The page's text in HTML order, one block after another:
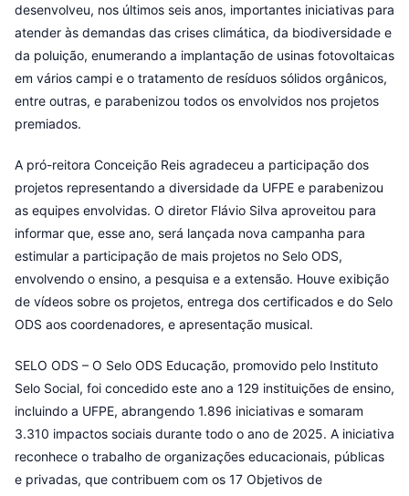
desenvolveu, nos últimos seis anos, importantes iniciativas para
atender às demandas das crises climática, da biodiversidade e
da poluição, enumerando a implantação de usinas fotovoltaicas
em vários campi e o tratamento de resíduos sólidos orgânicos,
entre outras, e parabenizou todos os envolvidos nos projetos
premiados.
A pró-reitora Conceição Reis agradeceu a participação dos
projetos representando a diversidade da UFPE e parabenizou
as equipes envolvidas. O diretor Flávio Silva aproveitou para
informar que, esse ano, será lançada nova campanha para
estimular a participação de mais projetos no Selo ODS,
envolvendo o ensino, a pesquisa e a extensão. Houve exibição
de vídeos sobre os projetos, entrega dos certificados e do Selo
ODS aos coordenadores, e apresentação musical.
SELO ODS – O Selo ODS Educação, promovido pelo Instituto
Selo Social, foi concedido este ano a 129 instituições de ensino,
incluindo a UFPE, abrangendo 1.896 iniciativas e somaram
3.310 impactos sociais durante todo o ano de 2025. A iniciativa
reconhece o trabalho de organizações educacionais, públicas
e privadas, que contribuem com os 17 Objetivos de